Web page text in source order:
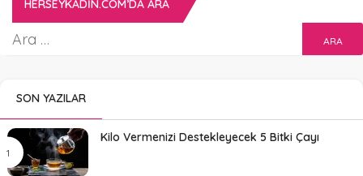
HERSEYKADIN.COM’DA ARA
SON YAZILAR
Kilo Vermenizi Destekleyecek 5 Bitki Çayı